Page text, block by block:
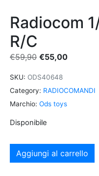
Radiocom
R/C
€59,90 €55,00
SKU: ODS40648
Category: RADIOCOMANDI
Marchio: Ods toys
Disponibile
Aggiungi al carrello